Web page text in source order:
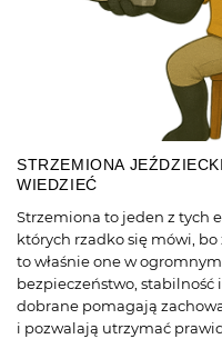
STRZEMIONA
WIEDZIEĆ
Strzemiona to jeden z tych
których rzadko się mówi, bo
to właśnie one w
bezpieczeństwo,
dobrane pomagają
i pozwalają utrzymać